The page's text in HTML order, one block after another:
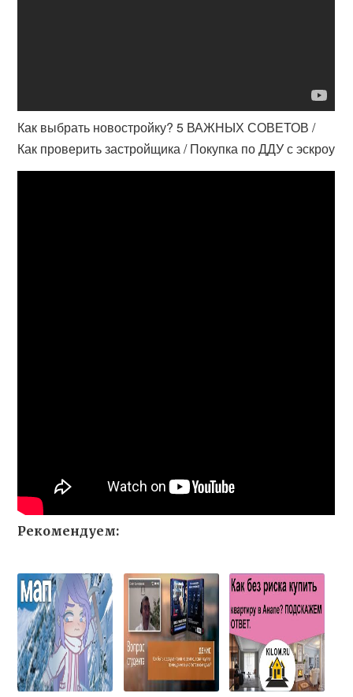
Как выбрать новостройку? 5 ВАЖНЫХ СОВЕТОВ /
Как проверить застройщика / Покупка по ДДУ с эскроу
Рекомендуем: